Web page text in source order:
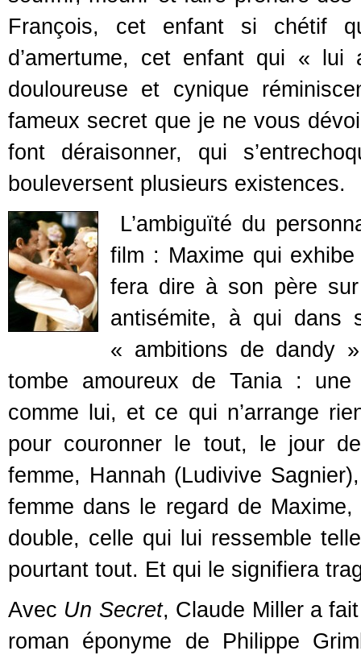
François, cet enfant si chétif
d’amertume, cet enfant qui «
douloureuse et cynique
fameux secret que je ne vous
font déraisonner, qui
bouleversent plusieurs existences.
L’ambiguïté du
film : Maxime qui
fera dire à son père
antisémite, à qui dans
« ambitions de dandy
tombe amoureux de Tania :
comme lui, et ce qui n’arrange
pour couronner le tout, le jour
femme, Hannah (Ludivive
femme dans le regard de
double, celle qui lui ressemble
pourtant tout. Et qui le signifiera
Avec Un Secret, Claude Miller a
roman éponyme de Philippe